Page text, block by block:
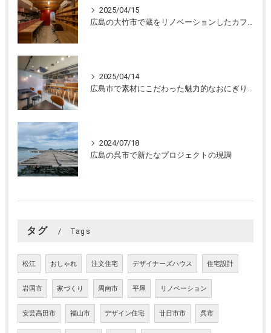
2025/04/15
2025/04/14
2024/07/18
広島の呉市で新たなプロジェクトの現調
タグ Tags
松江 おしゃれ 注文住宅 デザイナーズハウス 住宅設計
岩国市 家づくり 周南市 平屋 リノベーション
安芸高田市 福山市 デザイン住宅 廿日市市 呉市